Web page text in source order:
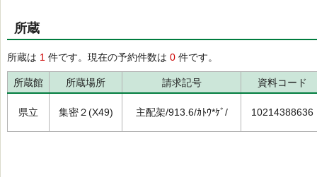
所蔵
所蔵は 1 件です。現在の予約件数は 0 件です。
所蔵館 所蔵場所 請求記号 資料コード
県立 集密２(X49) 主配架/913.6/ｶﾄｳ*ｹﾞ/ 10214388636